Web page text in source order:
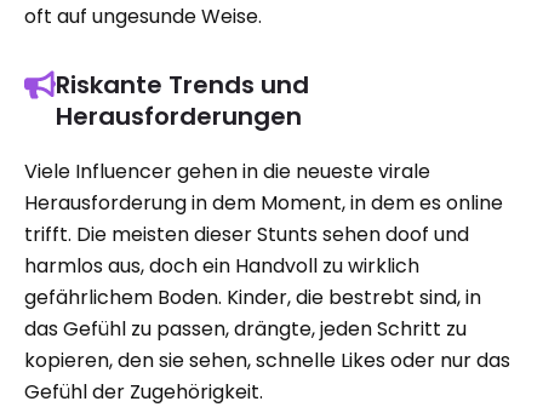
oft auf ungesunde Weise.
Riskante Trends und
Herausforderungen
Viele Influencer gehen in die neueste virale
Herausforderung in dem Moment, in dem es online
trifft. Die meisten dieser Stunts sehen doof und
harmlos aus, doch ein Handvoll zu wirklich
gefährlichem Boden. Kinder, die bestrebt sind, in
das Gefühl zu passen, drängte, jeden Schritt zu
kopieren, den sie sehen, schnelle Likes oder nur das
Gefühl der Zugehörigkeit.